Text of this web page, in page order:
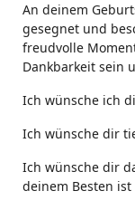
An deinem
gesegnet und
freudvolle
Dankbarkeit sein
Ich wünsche ich
Ich wünsche dir
Ich wünsche dir
deinem Besten